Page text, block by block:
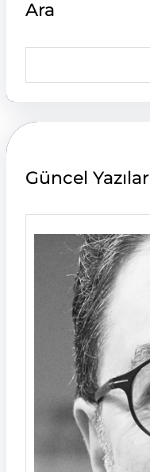
Ara
a
h
Güncel Yazılar